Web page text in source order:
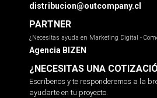
distribucion@outcompany.cl
PARTNER
¿Necesitas ayuda en Marketing Digital -
Agencia BIZEN
¿NECESITAS UNA
Escríbenos y te responderemos a la
ayudarte en tu proyecto.